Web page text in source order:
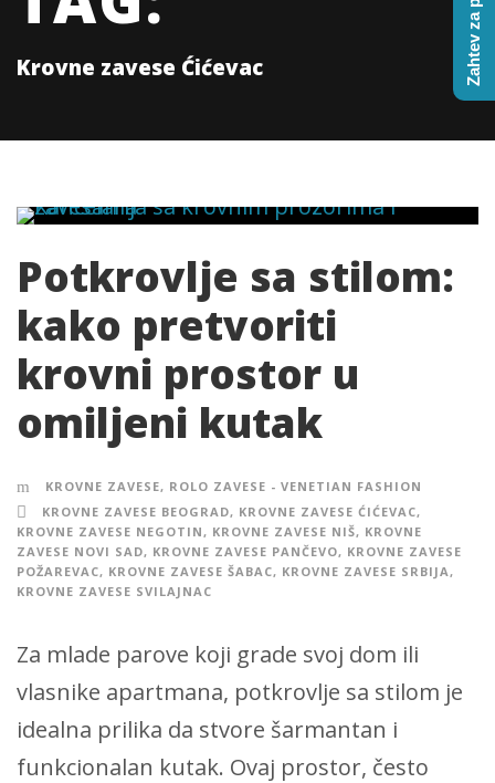
Krovne zavese Ćićevac
Potkrovlje sa stilom:
kako pretvoriti
krovni prostor u
omiljeni kutak
KROVNE ZAVESE, ROLO ZAVESE - VENETIAN FASHION
KROVNE ZAVESE BEOGRAD, KROVNE ZAVESE ĆIĆEVAC,
KROVNE ZAVESE NEGOTIN , KROVNE ZAVESE NIŠ, KROVNE
ZAVESE NOVI SAD, KROVNE ZAVESE PANČEVO, KROVNE ZAVESE
POŽAREVAC, KROVNE ZAVESE ŠABAC, KROVNE ZAVESE SRBIJA ,
KROVNE ZAVESE SVILAJNAC
Za mlade parove koji grade svoj dom ili
vlasnike apartmana, potkrovlje sa stilom je
idealna prilika da stvore šarmantan i
funkcionalan kutak. Ovaj prostor, često